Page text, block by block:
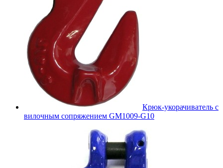
Крюк-укорачиватель с
вилочным сопряжением GM1009-G10